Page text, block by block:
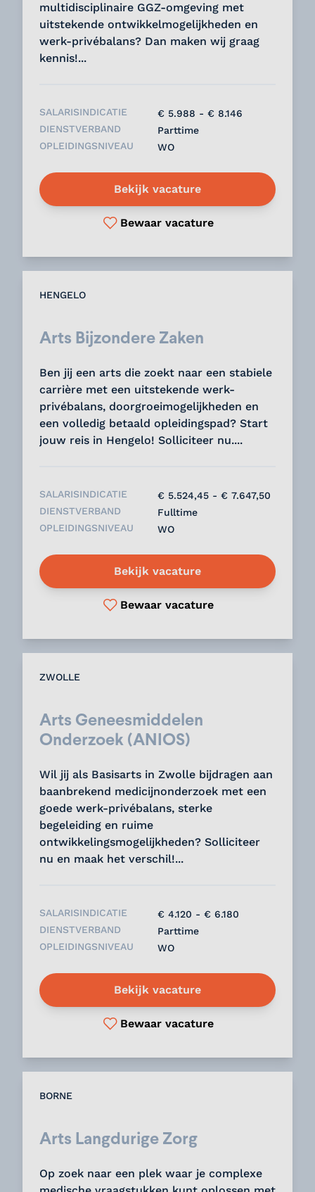
multidisciplinaire GGZ-omgeving met
uitstekende ontwikkelmogelijkheden en
werk-privébalans? Dan maken wij graag
kennis!...
SALARISINDICATIE
€ 5.988 - € 8.146
DIENSTVERBAND
Parttime
OPLEIDINGSNIVEAU
WO
Bekijk vacature
Bewaar vacature
HENGELO
Arts Bijzondere Zaken
Ben jij een arts die zoekt naar een stabiele
carrière met een uitstekende werk-
privébalans, doorgroeimogelijkheden en
een volledig betaald opleidingspad? Start
jouw reis in Hengelo! Solliciteer nu....
SALARISINDICATIE
€ 5.524,45 - € 7.647,50
DIENSTVERBAND
Fulltime
OPLEIDINGSNIVEAU
WO
Bekijk vacature
Bewaar vacature
ZWOLLE
Arts Geneesmiddelen
Onderzoek (ANIOS)
Wil jij als Basisarts in Zwolle bijdragen aan
baanbrekend medicijnonderzoek met een
goede werk-privébalans, sterke
begeleiding en ruime
ontwikkelingsmogelijkheden? Solliciteer
nu en maak het verschil!...
SALARISINDICATIE
€ 4.120 - € 6.180
DIENSTVERBAND
Parttime
OPLEIDINGSNIVEAU
WO
Bekijk vacature
Bewaar vacature
BORNE
Arts Langdurige Zorg
Op zoek naar een plek waar je complexe